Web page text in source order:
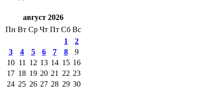
август 2026
Пн Вт Ср Чт Пт Сб Вс
1
2
3
4 5 6 7 8
9
10 11 12 13 14 15 16
17 18 19 20 21 22 23
24 25 26 27 28 29 30